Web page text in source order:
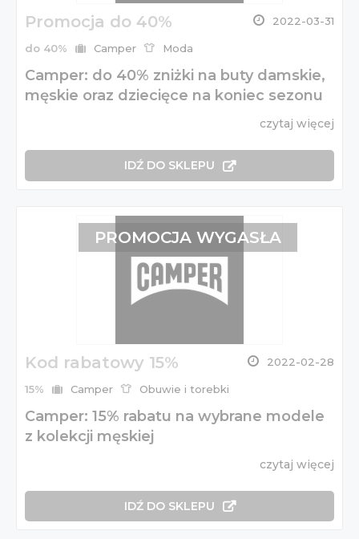
Promocja do 40% 2022-03-31
do 40% Camper Moda
Camper: do 40% zniżki na buty damskie,
męskie oraz dziecięce na koniec sezonu
czytaj więcej
IDŹ DO SKLEPU
Kod rabatowy 15% 2022-02-28
15% Camper Obuwie i torebki
Camper: 15% rabatu na wybrane modele
z kolekcji męskiej
czytaj więcej
IDŹ DO SKLEPU
PROMOCJA WYGASŁA